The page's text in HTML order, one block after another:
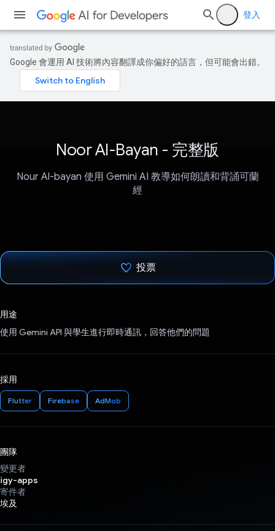
登入
Google 會運用 AI 技術將內容翻譯成你偏好的語言，但可能會出錯。
Noor Al-Bayan - 完整版
Nour Al-bayan 使用 Gemini AI 教導如何朗讀和背誦可蘭
經
投票
用途
使用 Gemini API 與學生進行即時通訊，回答他們的問題
採用
Flutter Firebase AdMob
團隊
變更者
igy-apps
寄件者
埃及